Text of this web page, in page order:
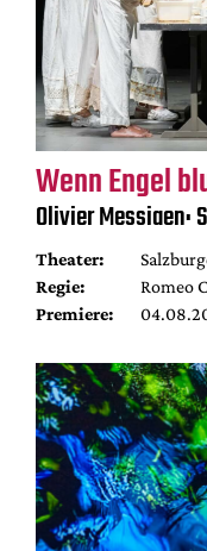
Wenn Engel
Olivier Messiaen:
Theater:
Regie:
Romeo
Premiere: